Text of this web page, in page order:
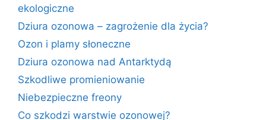
ekologiczne
Dziura ozonowa – zagrożenie dla życia?
Ozon i plamy słoneczne
Dziura ozonowa nad Antarktydą
Szkodliwe promieniowanie
Niebezpieczne freony
Co szkodzi warstwie ozonowej?